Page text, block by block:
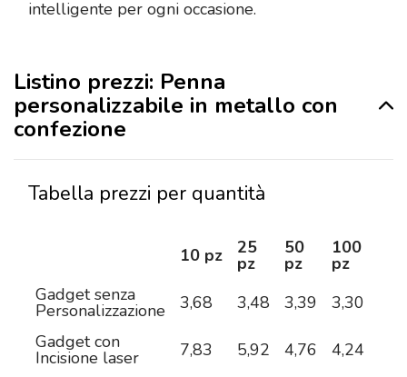
intelligente per ogni occasione.
Listino prezzi: Penna
personalizzabile in metallo con
confezione
Tabella prezzi per quantità
10 pz 25
pz
50
pz
100
pz
Gadget senza
Personalizzazione 3,68 3,48 3,39 3,30
Gadget con
Incisione laser 7,83 5,92 4,76 4,24